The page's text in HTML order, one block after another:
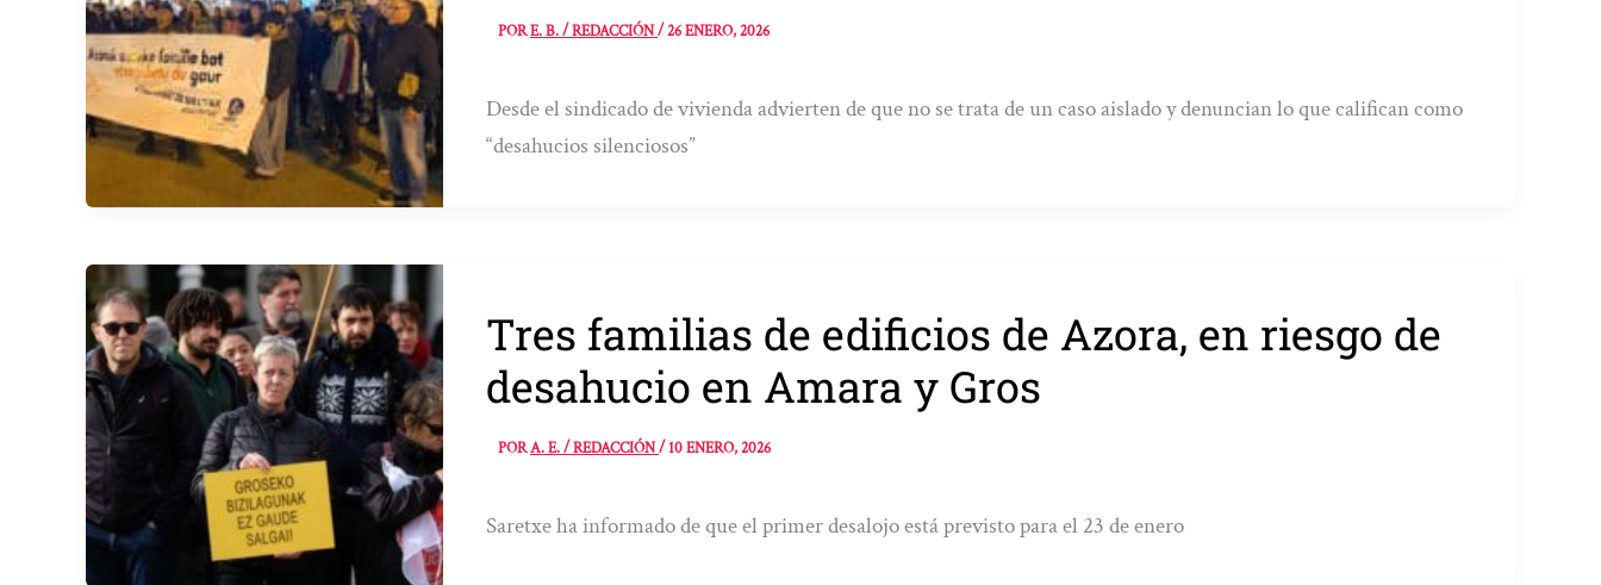
PORE. B. / REDACCIÓN/26 ENERO, 2026
Desde el sindicado de vivienda advierten de que no se trata de un caso aislado y denuncian lo que califican como
“desahucios silenciosos”
Tres familias de edificios de Azora, en riesgo de
desahucio en Amara y Gros
PORA. E. / REDACCIÓN/10 ENERO, 2026
Saretxe ha informado de que el primer desalojo está previsto para el 23 de enero